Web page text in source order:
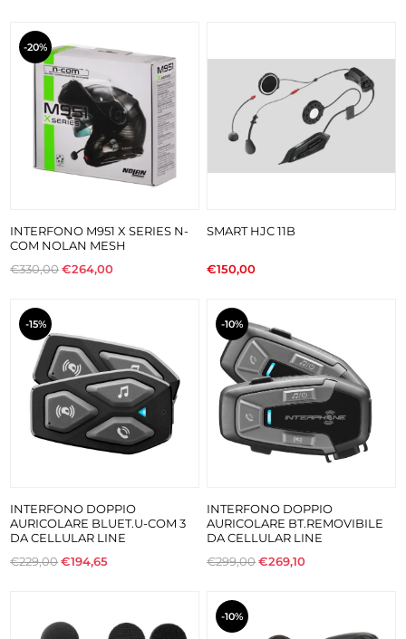
-20%
INTERFONO M951 X SERIES N-
COM NOLAN MESH
€330,00€264,00
SMART HJC 11B
€150,00
-15%
INTERFONO DOPPIO
AURICOLARE BLUET.U-COM 3
DA CELLULAR LINE
€229,00€194,65
-10%
INTERFONO DOPPIO
AURICOLARE BT.REMOVIBILE
DA CELLULAR LINE
€299,00€269,10
-10%